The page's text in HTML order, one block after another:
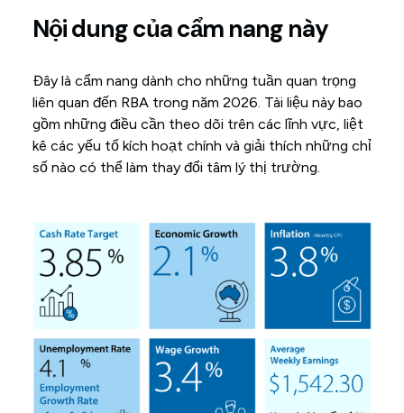
Nội dung của cẩm nang này
Đây là cẩm nang dành cho những tuần quan trọng
liên quan đến RBA trong năm 2026. Tài liệu này bao
gồm những điều cần theo dõi trên các lĩnh vực, liệt
kê các yếu tố kích hoạt chính và giải thích những chỉ
số nào có thể làm thay đổi tâm lý thị trường.